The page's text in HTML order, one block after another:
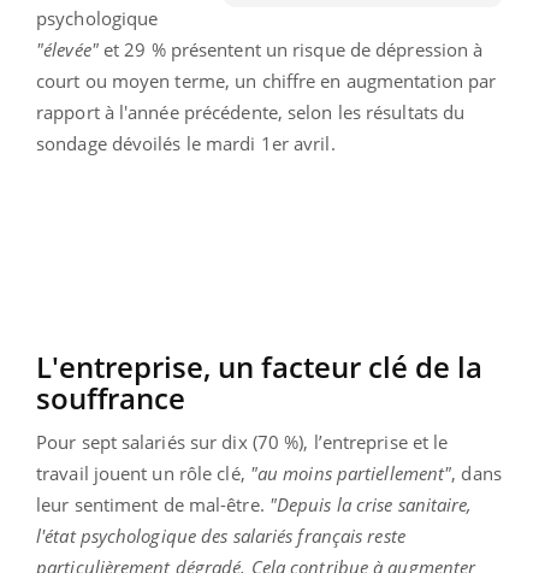
psychologique
"élevée"et 29 % présentent un risque de dépression à
court ou moyen terme, un chiffre en augmentation par
rapport à l'année précédente, selon les résultats du
sondage dévoilés le mardi 1er avril.
L'entreprise, un facteur clé de la
souffrance
Pour sept salariés sur dix (70 %), l’entreprise et le
travail jouent un rôle clé, "au moins partiellement", dans
leur sentiment de mal-être. "Depuis la crise sanitaire,
l'état psychologique des salariés français reste
particulièrement dégradé. Cela contribue à augmenter